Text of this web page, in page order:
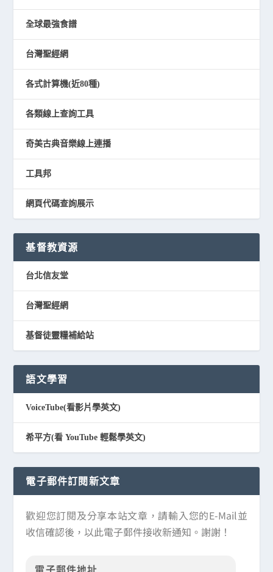
全球最強食譜
台灣聖經網
各式計算機(近80種)
各類線上查詢工具
奇美古典音樂線上連播
工具邦
網頁代碼查詢展示
基督教資源
台北信友堂
台灣聖經網
基督徒靈糧補給站
語文學習
VoiceTube(看影片學英文)
希平方(看 YouTube 輕鬆學英文)
電子郵件訂閱新文章
歡迎您訂閱及分享本站文章，請輸入您的E-Mail並
收信確認後，以此電子郵件接收新通知。謝謝！